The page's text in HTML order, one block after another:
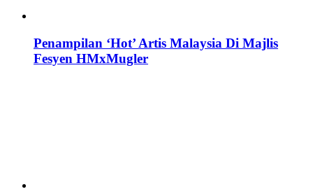
Penampilan ‘Hot’ Artis Malaysia Di Majlis
Fesyen HMxMugler